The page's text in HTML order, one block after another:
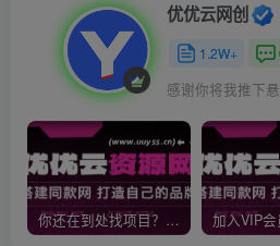
优优云网创
1.2W+
感谢你将我推下
你还在到处找项目？还在当韭菜？我靠网创资源站一个月收入5万+，曾经我也是个失败者。